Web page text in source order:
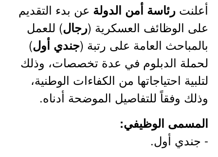
أعلنت رئاسة أمن الدولة عن بدء التقديم
على الوظائف العسكرية (رجال) للعمل
بالمباحث العامة على رتبة (جندي أول)
لحملة الدبلوم في عدة تخصصات، وذلك
لتلبية احتياجاتها من الكفاءات الوطنية،
وذلك وفقاً للتفاصيل الموضحة أدناه.
المسمى الوظيفي:
- جندي أول.